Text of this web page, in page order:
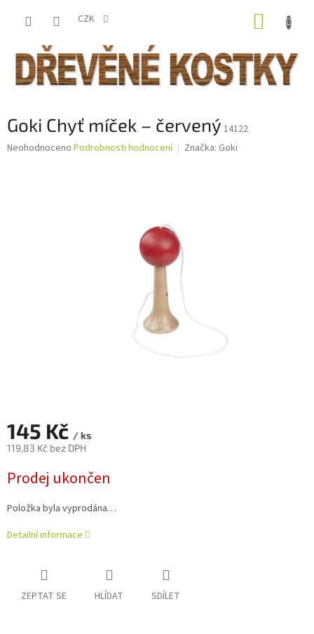
CZK
Goki Chyť míček – červený 14122
Průměrné
Neohodnoceno Podrobnosti hodnocení Značka: Goki
145 Kč / ks
119,83 Kč bez DPH
cena:
Prodej ukončen
Položka byla vyprodána…
Detailní informace
ZEPTAT SE HLÍDAT SDÍLET